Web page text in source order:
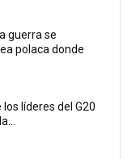
guerra se
polaca donde
líderes del G20